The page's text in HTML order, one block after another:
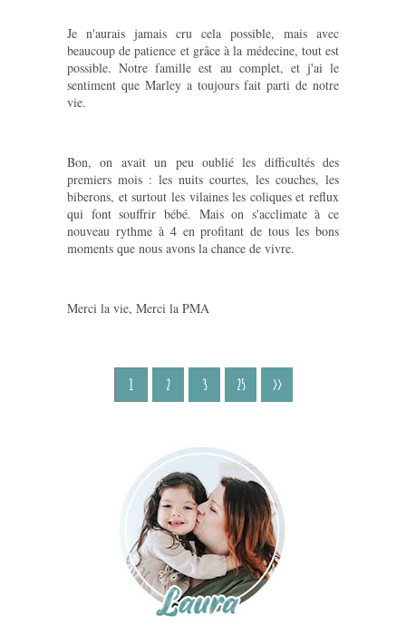
Je n'aurais jamais cru cela possible, mais avec
beaucoup de patience et grâce à la médecine, tout est
possible. Notre famille est au complet, et j'ai le
sentiment que Marley a toujours fait parti de notre
vie.
Bon, on avait un peu oublié les difficultés des
premiers mois : les nuits courtes, les couches, les
biberons, et surtout les vilaines les coliques et reflux
qui font souffrir bébé. Mais on s'acclimate à ce
nouveau rythme à 4 en profitant de tous les bons
moments que nous avons la chance de vivre.
Merci la vie, Merci la PMA
1 2 3 25 >>